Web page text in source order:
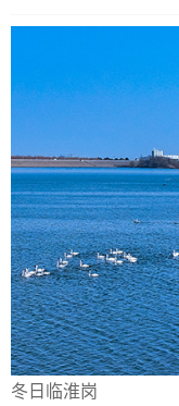
冬日临淮岗